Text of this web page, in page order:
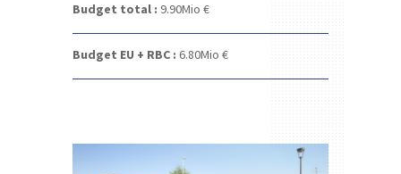
Budget total : 9.90Mio €
Budget EU + RBC : 6.80Mio €